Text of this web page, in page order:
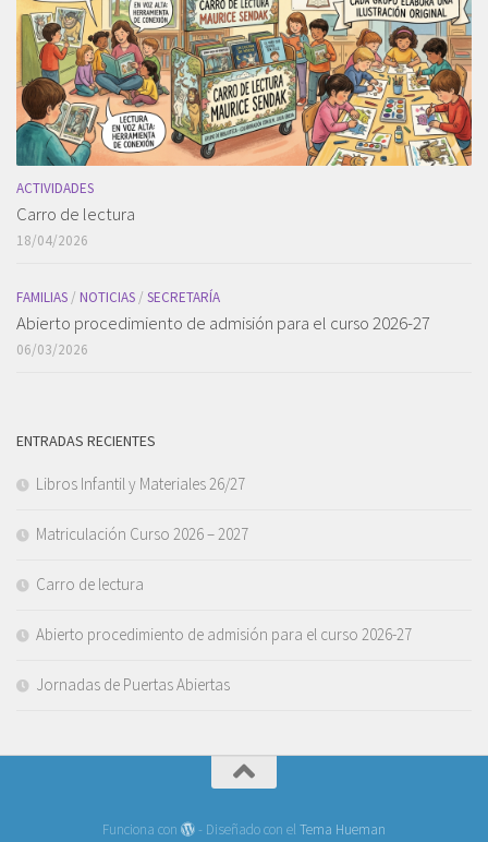
ACTIVIDADES
Carro de lectura
18/04/2026
FAMILIAS / NOTICIAS / SECRETARÍA
Abierto procedimiento de admisión para el curso 2026-27
06/03/2026
ENTRADAS RECIENTES
Libros Infantil y Materiales 26/27
Matriculación Curso 2026 – 2027
Carro de lectura
Abierto procedimiento de admisión para el curso 2026-27
Jornadas de Puertas Abiertas
Funciona con - Diseñado con elTema Hueman